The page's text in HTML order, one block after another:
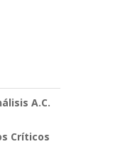
A.C.
Críticos